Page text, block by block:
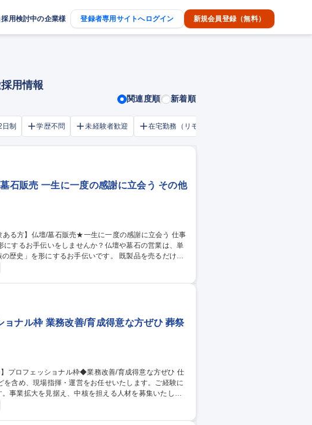
採用検討中の企業様 登録者専用サイトへログイン 新規会員登録（無料）
用情報
関連度順 新着順
制 学歴不問 未経験者歓迎 在宅勤務（リモートワーク）OK
石販売 一生に一度の感謝に立会う その他
するお手伝いをしませんか？仏壇や墓石の営業は、単
するお手伝いです。 既製品を売るだけで
り添う、オーダーメイドに近い要素があります。 お客
ナル枠 業務改善/育成得意な方ぜひ 葬祭
含め、現場指揮・運営をお任せいたします。ご経験に
事業拡大を見据え、中核を担える人材を募集いたしま